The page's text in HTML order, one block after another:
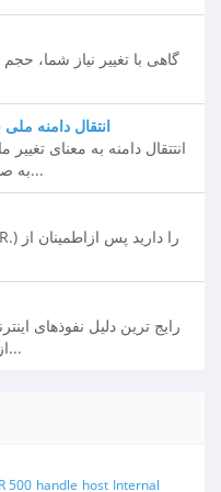
گاهی با تغییر نیاز شما،
انتقال دامنه
انتتقال دامنه به معنای
به صورت کلی طی مراحل زیر صورت می...
رایج ترین دلیل نفوذهای
از طریق هاست ، سرور و یا شبکه زیرا...
500 handle host Internal